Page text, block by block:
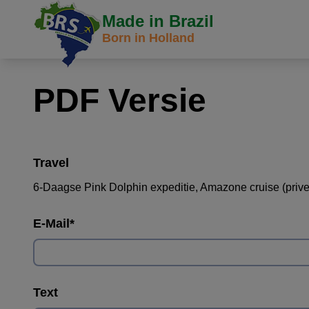
Made in Brazil
Born in Holland
PDF Versie
Travel
6-Daagse Pink Dolphin expeditie, Amazone cruise
E-Mail *
Text